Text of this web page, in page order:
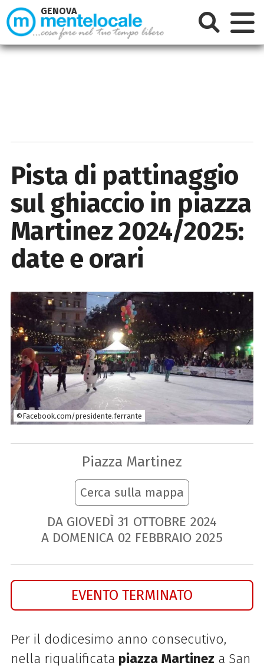
Pista di pattinaggio
sul ghiaccio in piazza
Martinez 2024/2025:
date e orari
©Facebook.com/presidente.ferrante
Piazza Martinez
Cerca sulla mappa
DA GIOVEDÌ 31 OTTOBRE 2024
A DOMENICA 02 FEBBRAIO 2025
EVENTO TERMINATO
Per il dodicesimo anno consecutivo,
nella riqualificata piazza Martinez a San
GENOVA